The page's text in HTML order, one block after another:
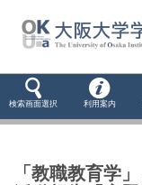
検索画面選択 利用案内
「教職教育学